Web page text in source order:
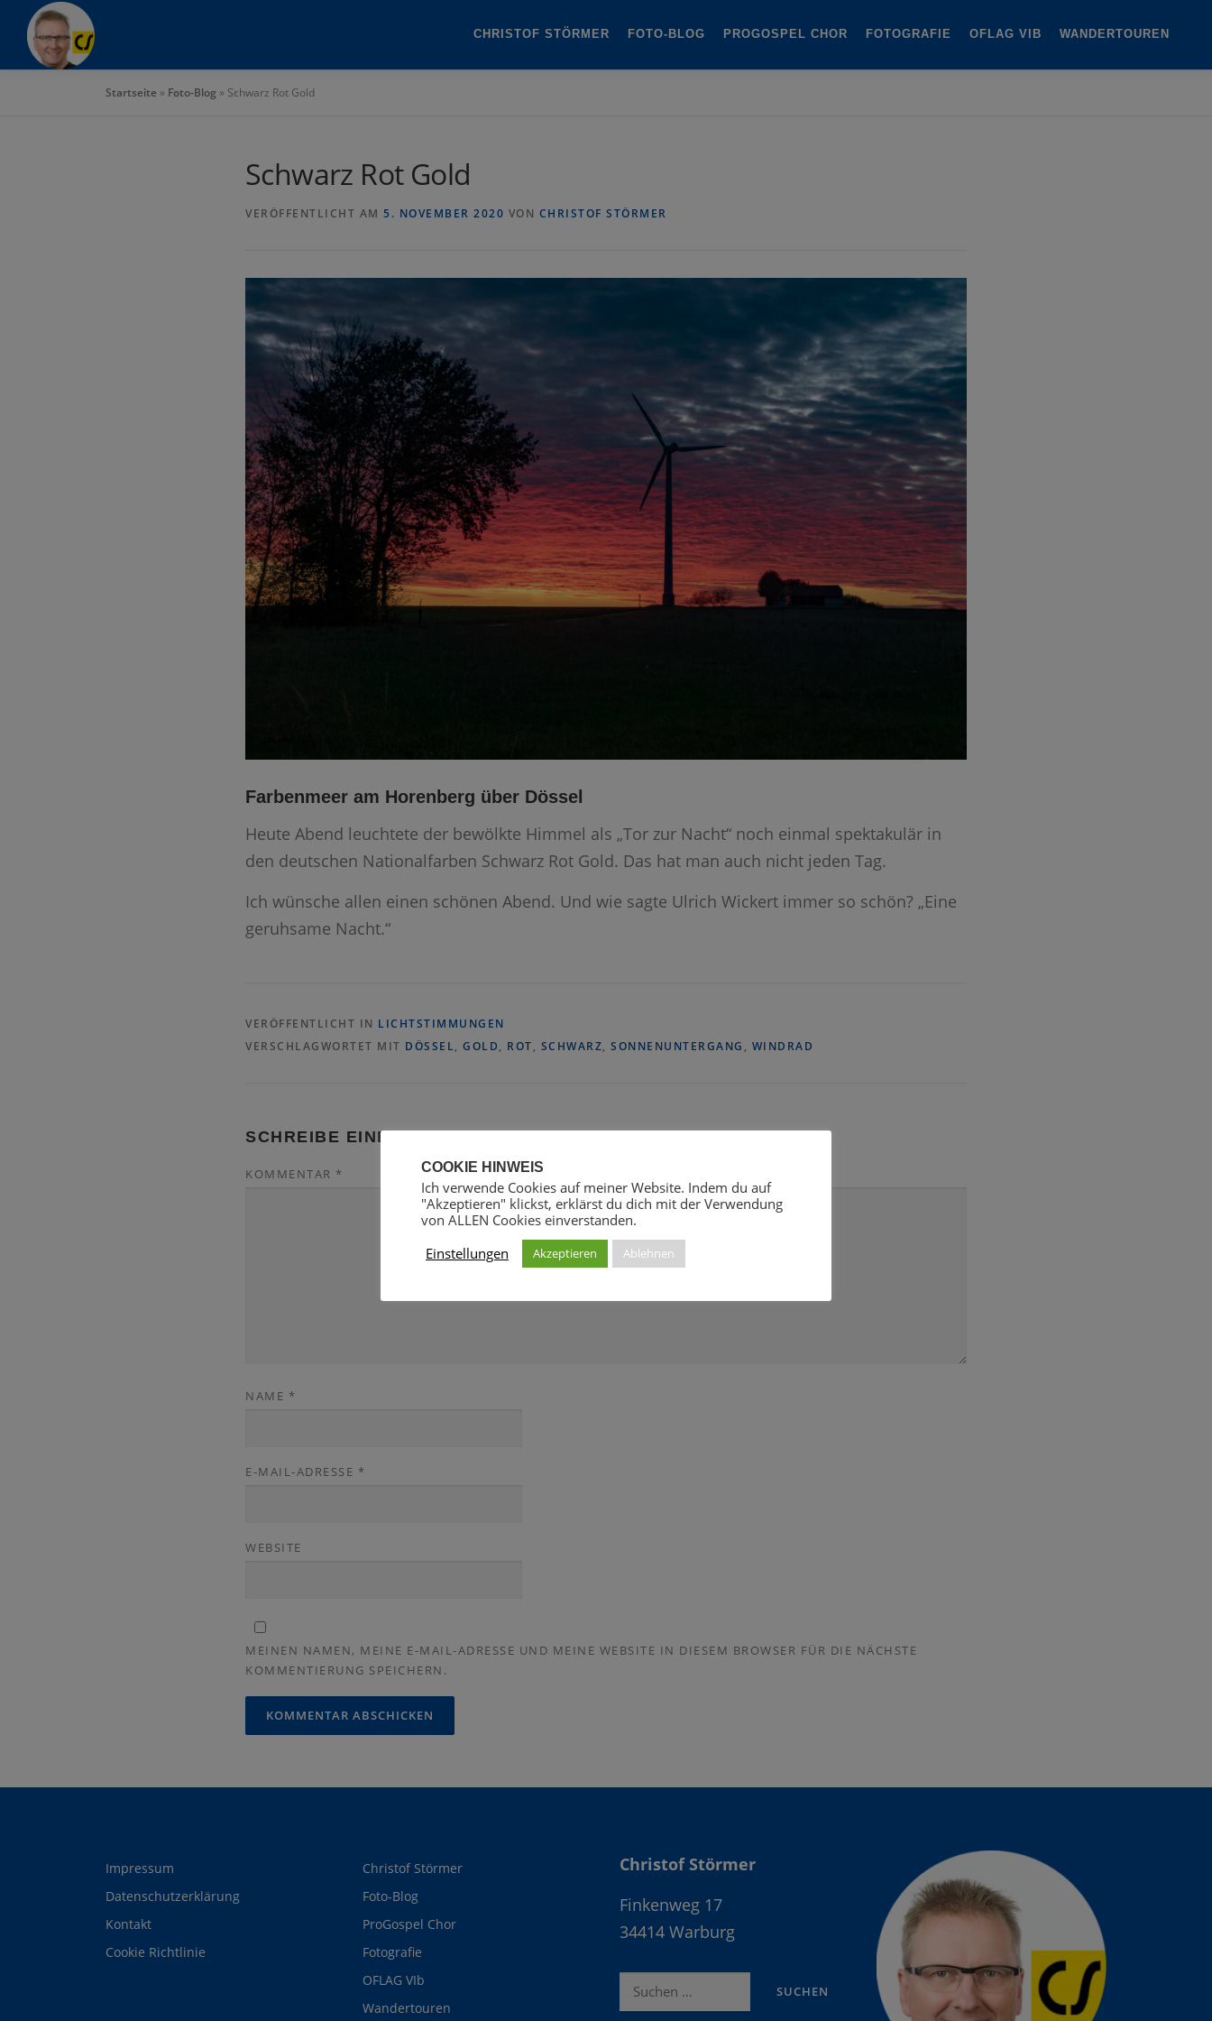
Zum
Inhalt
springen
CHRISTOF STÖRMER FOTO-BLOG PROGOSPEL CHOR FOTOGRAFIE OFLAG VIB WANDERTOUREN
Startseite » Foto-Blog » Schwarz Rot Gold
Schwarz Rot Gold
VERÖFFENTLICHT AM 5. NOVEMBER 2020 VON CHRISTOF STÖRMER
Farbenmeer am Horenberg über Dössel
Heute Abend leuchtete der bewölkte Himmel als „Tor zur Nacht“ noch einmal spektakulär in
den deutschen Nationalfarben Schwarz Rot Gold. Das hat man auch nicht jeden Tag.
Ich wünsche allen einen schönen Abend. Und wie sagte Ulrich Wickert immer so schön? „Eine
geruhsame Nacht.“
VERÖFFENTLICHT IN LICHTSTIMMUNGEN
VERSCHLAGWORTET MIT DÖSSEL, GOLD, ROT, SCHWARZ, SONNENUNTERGANG , WINDRAD
SCHREIBE EINEN KOMMENTAR
KOMMENTAR *
NAME *
E-MAIL-ADRESSE *
WEBSITE
MEINEN NAMEN, MEINE E-MAIL-ADRESSE UND MEINE WEBSITE IN DIESEM BROWSER FÜR DIE NÄCHSTE
KOMMENTIERUNG SPEICHERN.
Impressum
Datenschutzerklärung
Kontakt
Cookie Richtlinie
Christof Störmer
Foto-Blog
ProGospel Chor
Fotografie
OFLAG VIb
Wandertouren
Christof Störmer
Finkenweg 17
34414 Warburg
nach:
COOKIE HINWEIS
Ich verwende Cookies auf meiner Website. Indem du auf
"Akzeptieren" klickst, erklärst du dich mit der Verwendung
von ALLEN Cookies einverstanden.
Einstellungen
Akzeptieren Ablehnen